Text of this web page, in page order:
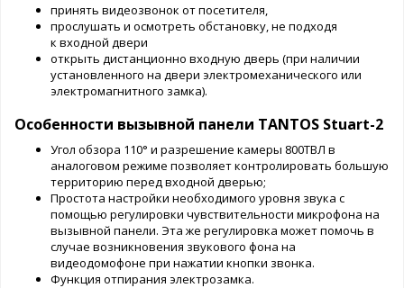
принять видеозвонок от посетителя,
прослушать и осмотреть обстановку, не подходя
к входной двери
открыть дистанционно входную дверь (при наличии
установленного на двери электромеханического или
электромагнитного замка).
Особенности вызывной панели TANTOS Stuart-2
Угол обзора 110° и разрешение камеры 800ТВЛ в
аналоговом режиме позволяет контролировать большую
территорию перед входной дверью;
Простота настройки необходимого уровня звука с
помощью регулировки чувствительности микрофона на
вызывной панели. Эта же регулировка может помочь в
случае возникновения звукового фона на
видеодомофоне при нажатии кнопки звонка.
Функция отпирания электрозамка.